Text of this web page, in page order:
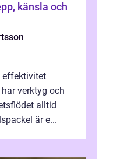
känsla och
effektivitet
verktyg och
alltid
är e...